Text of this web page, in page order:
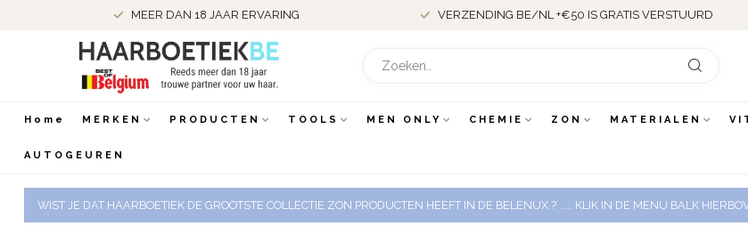
MEER DAN 18 JAAR ERVARING VERZENDING BE/NL +€50 IS GRATIS VERSTUURD
Home MERKEN PRODUCTEN TOOLS MEN ONLY CHEMIE ZON MATERIALEN
AUTOGEUREN
WIST JE DAT HAARBOETIEK DE GROOTSTE COLLECTIE ZON PRODUCTEN HEEFT IN DE BELENUX ? ..... KLIK IN DE MENU BALK